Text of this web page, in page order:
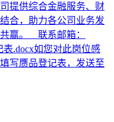
提供综合金融服务、财
合，助力各公司业务发
赢。 联系邮箱：
表.docx如您对此岗位感
写赝品登记表，发送至